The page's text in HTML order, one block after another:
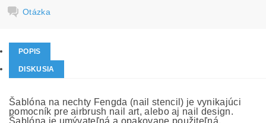
Otázka
POPIS
DISKUSIA
Šablóna na nechty Fengda (nail stencil) je vynikajúci
pomocník pre airbrush nail art, alebo aj nail design.
Šablóna je umývateľná a opakovane použiteľná.